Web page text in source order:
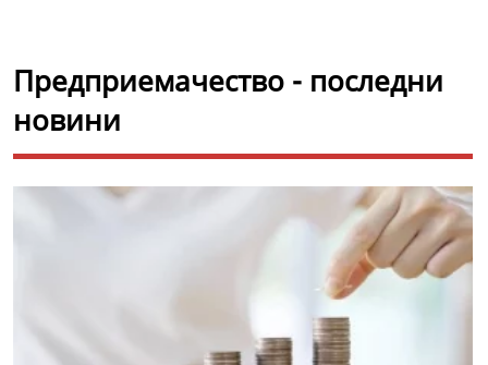
Предприемачество - последни
новини